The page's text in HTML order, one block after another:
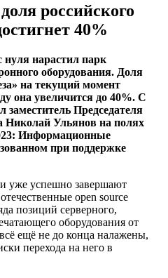
российского
40%
нуля нарастил парк
оборудования. Доля
на текущий момент
она увеличится до 40%. С
Председателя
Николай Ульянов на полях
Информационные
при поддержке
уже успешно завершают
open source
позиций серверного,
оборудования от
ещё не до конца налажены,
перехода на него в